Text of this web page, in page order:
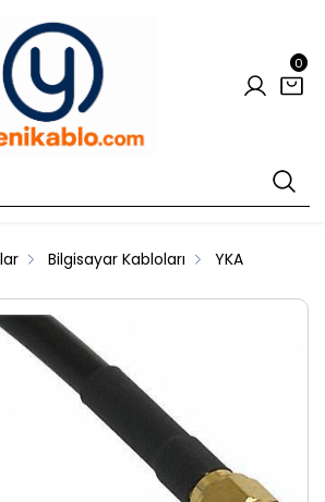
0
Bilgisayar Kabloları YKA